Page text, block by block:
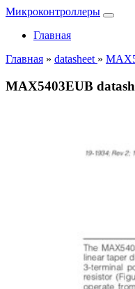
Микроконтроллеры
Главная
Главная » datasheet »
MAX5403EUB